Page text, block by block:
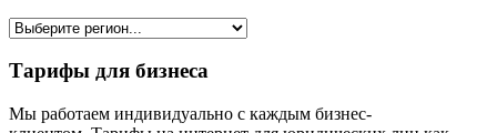
Тарифы для бизнеса
Мы работаем индивидуально с каждым бизнес-